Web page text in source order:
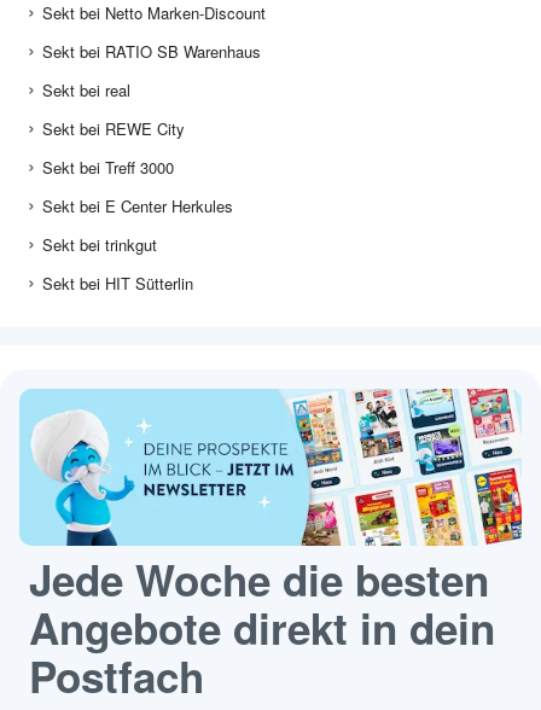
Sekt bei Netto Marken-Discount
Sekt bei RATIO SB Warenhaus
Sekt bei real
Sekt bei REWE City
Sekt bei Treff 3000
Sekt bei E Center Herkules
Sekt bei trinkgut
Sekt bei HIT Sütterlin
Jede Woche die besten
Angebote direkt in dein
Postfach